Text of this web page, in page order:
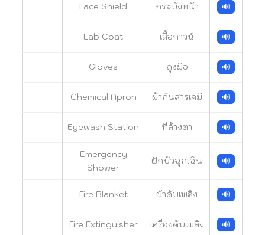
Face Shield กระบังหน้า 🔊
Lab Coat เสื้อกาวน์ 🔊
Gloves ถุงมือ 🔊
Chemical Apron ผ้ากันสารเคมี 🔊
Eyewash Station ที่ล้างตา 🔊
Emergency
Shower
ฝักบัวฉุกเฉิน 🔊
Fire Blanket ผ้าดับเพลิง 🔊
Fire Extinguisher เครื่องดับเพลิง 🔊